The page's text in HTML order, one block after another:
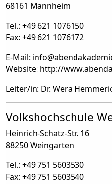
68161 Mannheim
Tel.: +49 621 1076150
Fax: +49 621 1076172
E-Mail: info@
Website: http://
Leiter/in: Dr. Wera
Volkshochschule
Heinrich-Schatz-Str. 16
88250 Weingarten
Tel.: +49 751 5603530
Fax: +49 751 5603540